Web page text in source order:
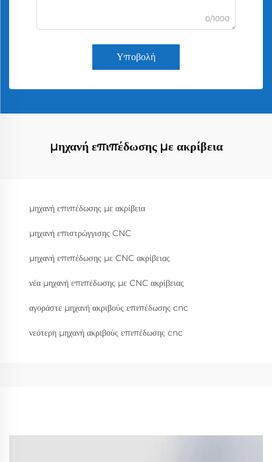
0/1000
Υποβολή
μηχανή επιπέδωσης με ακρίβεια
μηχανή επιπέδωσης με ακρίβεια
μηχανή επιστρώγγισης CNC
μηχανή επιπέδωσης με CNC ακρίβειας
νέα μηχανή επιπέδωσης με CNC ακρίβειας
αγοράστε μηχανή ακριβούς επιπέδωσης cnc
νεότερη μηχανή ακριβούς επιπέδωσης cnc